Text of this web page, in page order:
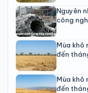
Nguyên
công
Mùa khô
đến
Mùa khô
đến